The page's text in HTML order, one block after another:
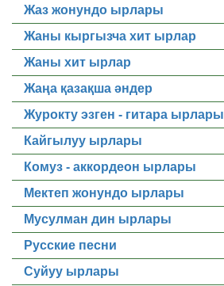
Жаз жонундо ырлары
Жаны кыргызча хит ырлар
Жаны хит ырлар
Жаңа қазақша әндер
Журокту эзген - гитара ырлары
Кайгылуу ырлары
Комуз - аккордеон ырлары
Мектеп жонундо ырлары
Мусулман дин ырлары
Русские песни
Суйуу ырлары